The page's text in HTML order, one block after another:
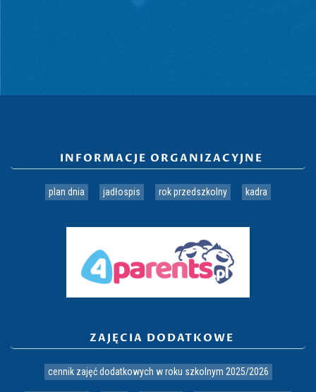
INFORMACJE ORGANIZACYJNE
plan dnia jadłospis rok przedszkolny kadra
ZAJĘCIA DODATKOWE
cennik zajęć dodatkowych w roku szkolnym 2025/2026